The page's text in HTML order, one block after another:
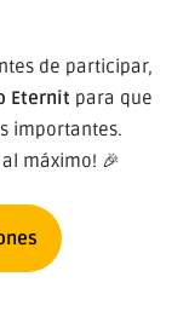
de participar,
Eternit para que
importantes.
máximo! 🎉